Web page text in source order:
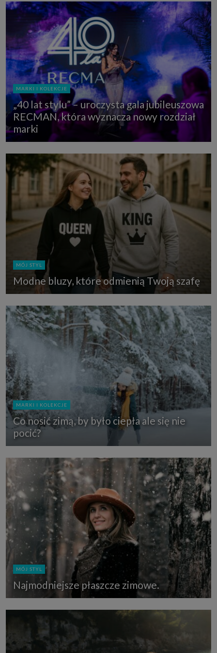
MARKI I KOLEKCJE
„40 lat stylu” – uroczysta gala jubileuszowa
RECMAN, która wyznacza nowy rozdział
marki
MÓJ STYL
Modne bluzy, które odmienią Twoją szafę
MARKI I KOLEKCJE
Co nosić zimą, by było ciepła ale się nie
pocić?
MÓJ STYL
Najmodniejsze płaszcze zimowe.